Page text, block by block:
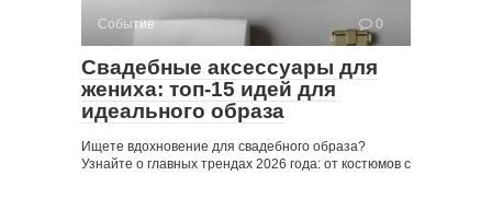
Событие 0
Свадебные аксессуары для
жениха: топ-15 идей для
идеального образа
Ищете вдохновение для свадебного образа?
Узнайте о главных трендах 2026 года: от костюмов с